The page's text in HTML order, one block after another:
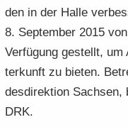
den in der Halle
8. Sep­tem­ber 2015
Ver­fü­gung ge­stellt,
ter­kunft zu bie­ten.
des­di­rek­ti­on Sach­sen,
DRK.